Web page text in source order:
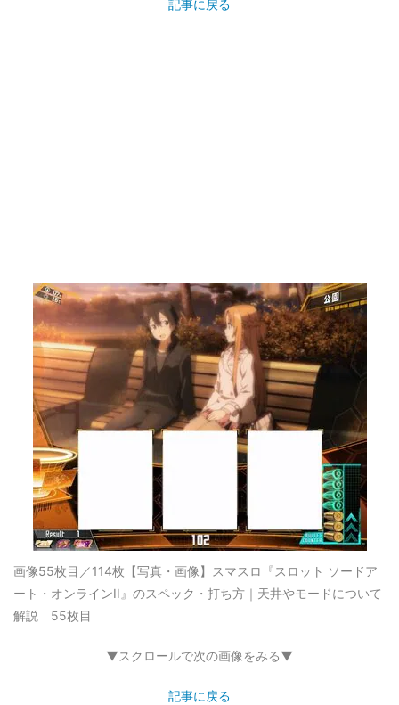
記事に戻る
画像55枚目／114枚 【写真・画像】スマスロ『スロット ソードア
ート・オンラインII』のスペック・打ち方｜天井やモードについて
解説 55枚目
▼スクロールで次の画像をみる▼
記事に戻る